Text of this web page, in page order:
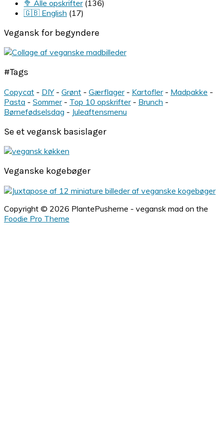
🥦 Alle opskrifter(136)
🇬🇧 English (17)
Vegansk for begyndere
#Tags
Copycat - DIY- Grønt - Gærflager- Kartofler- Madpakke -
Pasta - Sommer- Top 10 opskrifter- Brunch -
Børnefødselsdag - Juleaftensmenu
Se et vegansk basislager
Veganske kogebøger
Copyright © 2026 PlantePusherne - vegansk mad on the
Foodie Pro Theme